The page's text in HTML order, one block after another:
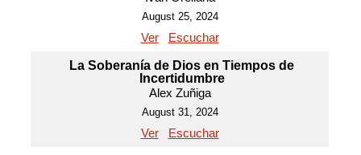
August 25, 2024
Ver Escuchar
La Soberanía de Dios en Tiempos de
Incertidumbre
Alex Zuñiga
August 31, 2024
Ver Escuchar